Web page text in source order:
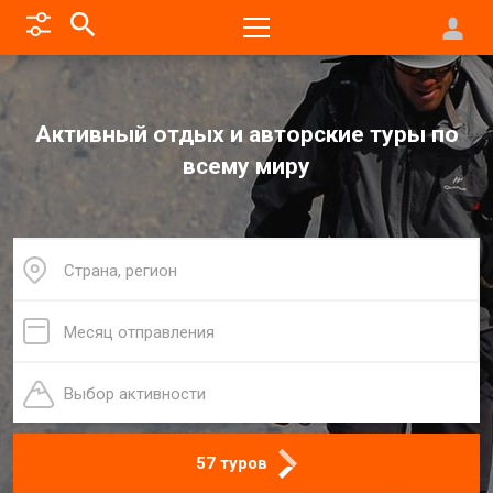
Активный отдых и авторские туры по
всему миру
Страна, регион
Месяц отправления
Выбор активности
57 туров